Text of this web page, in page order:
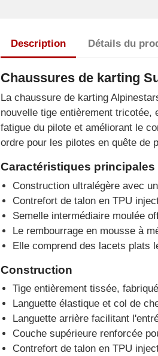
Description Détails du
Chaussures de karting
La chaussure de karting
nouvelle tige entièrement tricotée,
fatigue du pilote et améliorant le
ordre pour les pilotes en quête de
Caractéristiques principales
Construction ultralégère avec
Contrefort de talon en TPU
Semelle intermédiaire moulée
Le rembourrage en mousse à
Elle comprend des lacets plats
Construction
Tige entièrement tissée,
Languette élastique et col de
Languette arrière facilitant
Couche supérieure renforcée
Contrefort de talon en TPU